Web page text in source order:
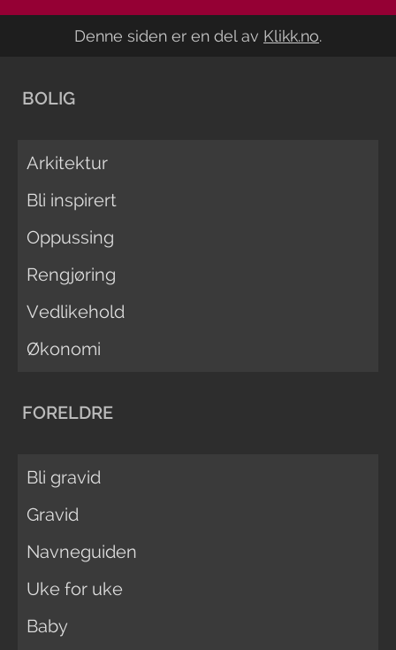
Denne siden er en del av Klikk.no.
BOLIG
Arkitektur
Bli inspirert
Oppussing
Rengjøring
Vedlikehold
Økonomi
FORELDRE
Bli gravid
Gravid
Navneguiden
Uke for uke
Baby